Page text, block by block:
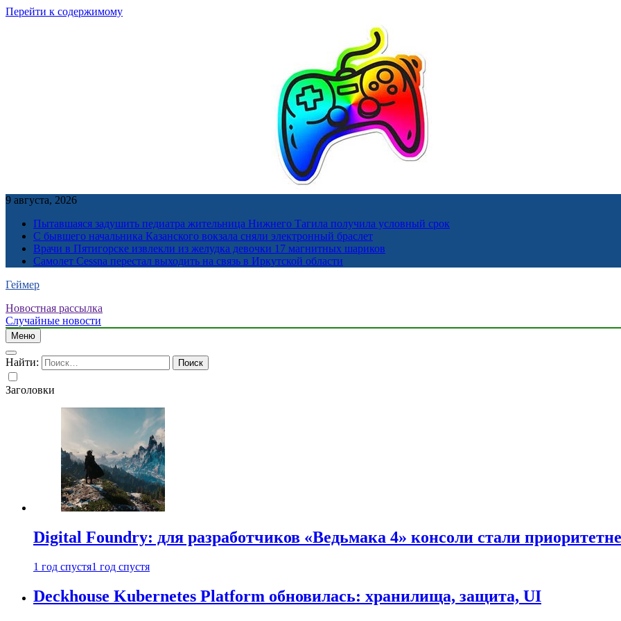
Перейти к содержимому
9 августа, 2026
Пытавшаяся задушить педиатра жительница Нижнего Тагила получила условный срок
С бывшего начальника Казанского вокзала сняли электронный браслет
Врачи в Пятигорске извлекли из желудка девочки 17 магнитных шариков
Самолет Cessna перестал выходить на связь в Иркутской области
Геймер
Новостная рассылка
Случайные новости
Меню
Найти:
Заголовки
Digital Foundry: для разработчиков «Ведьмака 4» консоли стали
1 год спустя1 год спустя
Deckhouse Kubernetes Platform обновилась: хранилища, защита, UI